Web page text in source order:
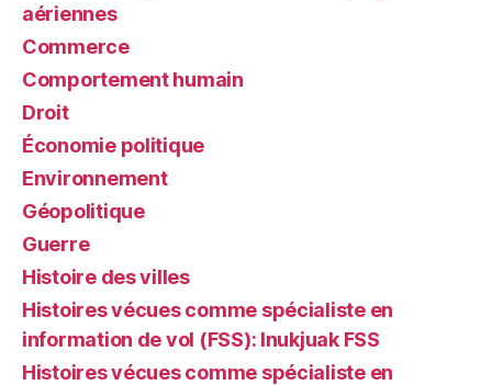
aériennes
Commerce
Comportement humain
Droit
Économie politique
Environnement
Géopolitique
Guerre
Histoire des villes
Histoires vécues comme spécialiste en
information de vol (FSS): Inukjuak FSS
Histoires vécues comme spécialiste en